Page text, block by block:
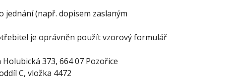
(např. dopisem zaslaným
je oprávněn použít vzorový formulář
Holubická 373, 664 07 Pozořice
C, vložka 4472